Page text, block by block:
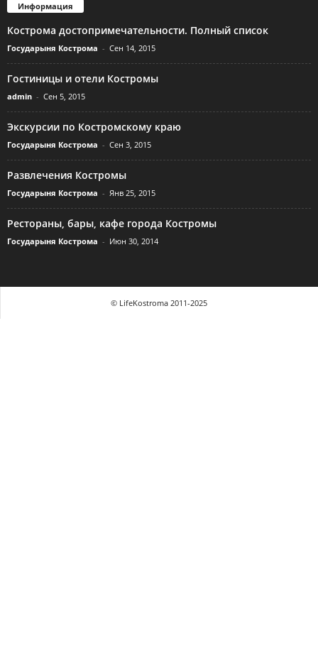
Информация
Кострома достопримечательности. Полный список
Государыня Кострома - Сен 14, 2015
Гостиницы и отели Костромы
admin - Сен 5, 2015
Экскурсии по Костромскому краю
Государыня Кострома - Сен 3, 2015
Развлечения Костромы
Государыня Кострома - Янв 25, 2015
Рестораны, бары, кафе города Костромы
Государыня Кострома - Июн 30, 2014
© LifeKostroma 2011-2025